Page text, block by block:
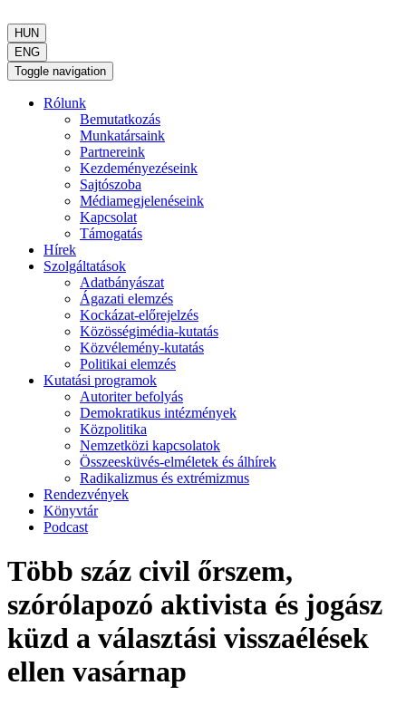
HUN
ENG
Toggle navigation
Rólunk
Bemutatkozás
Munkatársaink
Partnereink
Kezdeményezéseink
Sajtószoba
Médiamegjelenéseink
Kapcsolat
Támogatás
Hírek
Szolgáltatások
Adatbányászat
Ágazati elemzés
Kockázat-előrejelzés
Közösségimédia-kutatás
Közvélemény-kutatás
Politikai elemzés
Kutatási programok
Autoriter befolyás
Demokratikus intézmények
Közpolitika
Nemzetközi kapcsolatok
Összeesküvés-elméletek és álhírek
Radikalizmus és extrémizmus
Rendezvények
Könyvtár
Podcast
Több száz civil őrszem,
szórólapozó aktivista és jogász
küzd a választási visszaélések
ellen vasárnap